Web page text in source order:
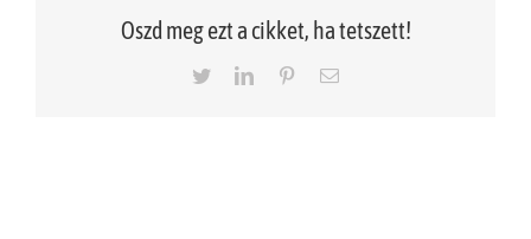
Oszd meg ezt a cikket, ha tetszett!
TwitterLinkedInPinterestEmail